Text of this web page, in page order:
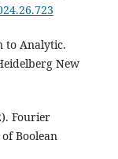
to Analytic.
New
Fourier
Boolean